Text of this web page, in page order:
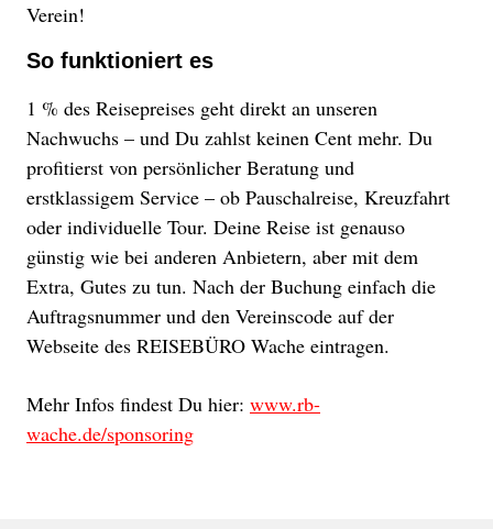
Verein!
So funktioniert es
1 % des Reisepreises geht direkt an unseren
Nachwuchs – und Du zahlst keinen Cent mehr. Du
profitierst von persönlicher Beratung und
erstklassigem Service – ob Pauschalreise, Kreuzfahrt
oder individuelle Tour. Deine Reise ist genauso
günstig wie bei anderen Anbietern, aber mit dem
Extra, Gutes zu tun. Nach der Buchung einfach die
Auftragsnummer und den Vereinscode auf der
Webseite des REISEBÜRO Wache eintragen.
Mehr Infos findest Du hier: www.rb-
wache.de/sponsoring